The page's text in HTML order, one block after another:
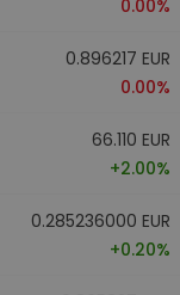
0.00%
0.896217 EUR
0.00%
66.110 EUR
+2.00%
0.285236000 EUR
+0.20%